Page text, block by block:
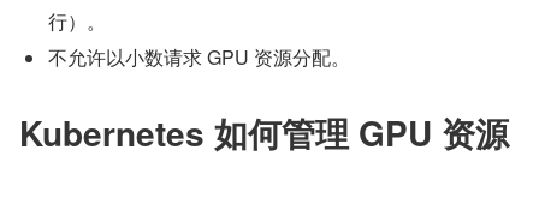
行）。
不允许以小数请求 GPU 资源分配。
Kubernetes 如何管理 GPU 资源